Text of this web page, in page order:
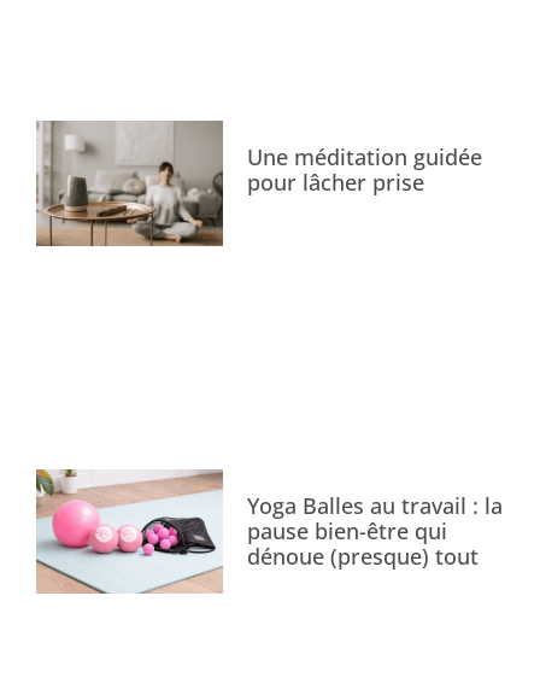
Une méditation guidée
pour lâcher prise
Yoga Balles au travail : la
pause bien-être qui
dénoue (presque) tout